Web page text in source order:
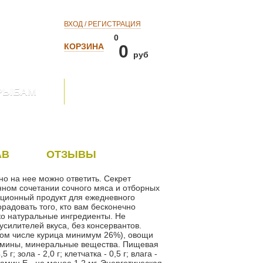
ВХОД / РЕГИСТРАЦИЯ
КОРЗИНА
0
0 руб
ОТЗЫВЫ
на нее можно ответить. Секрет
сочетании сочного мяса и отборных
продукт для ежедневного
того, кто вам бесконечно
натуральные ингредиенты. Не
вкуса, без консервантов.
числе курица минимум 26%), овощи
минеральные вещества. Пищевая
г; зола - 2,0 г; клетчатка - 0,5 г; влага -